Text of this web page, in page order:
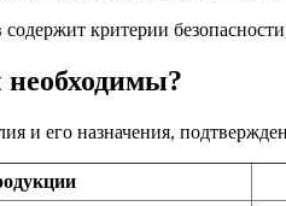
критерии
и его назначения,